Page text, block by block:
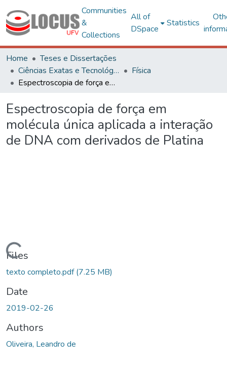
Communities
&
Collections
All of
DSpace
Statistics
Home
Teses e Dissertações
Ciências Exatas e Tecnológicas
Física
Espectroscopia de força em molécula única aplicada a interação de DNA com derivados de Platina
Espectroscopia de força em
molécula única aplicada a interação
de DNA com derivados de Platina
Files
texto completo.pdf(7.25 MB)
Date
2019-02-26
Authors
Oliveira, Leandro de